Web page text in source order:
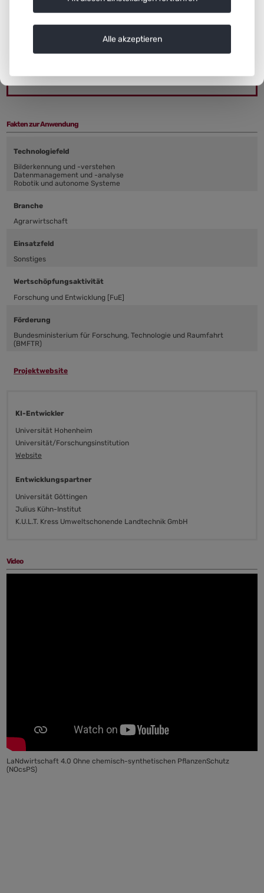
zwischen konventionell und ökologisch produzierten
Weitere Praxisbeispiele
Fakten zur Anwendung
Technologiefeld
Bilderkennung und -verstehen
Datenmanagement und -analyse
Robotik und autonome Systeme
Branche
Agrarwirtschaft
Einsatzfeld
Sonstiges
Wertschöpfungsaktivität
Forschung und Entwicklung [FuE]
Förderung
Bundesministerium für Forschung, Technologie und Raumfahrt
(BMFTR)
Projektwebsite
KI-Entwickler
Universität Hohenheim
Universität/Forschungsinstitution
Website
Entwicklungspartner
Universität Göttingen
Julius Kühn-Institut
K.U.L.T. Kress Umweltschonende Landtechnik GmbH
Video
LaNdwirtschaft 4.0 Ohne chemisch-synthetischen PflanzenSchutz
(NOcsPS)
Alle akzeptieren